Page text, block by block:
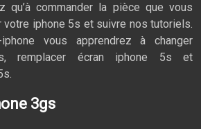
qu’à commander la pièce que vous
votre iphone 5s et suivre nos tutoriels.
vous apprendrez à changer
remplacer écran iphone 5s et
3gs